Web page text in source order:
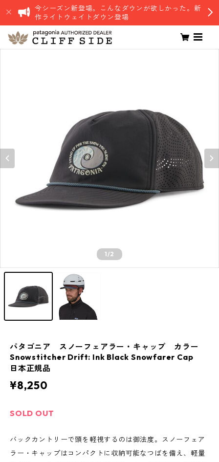
今シーズン新登場。こんなダウンが欲しかった。新
作ライトウェイトダウン登場
1/2
パタゴニア スノーフェアラー・キャップ カラー
Snowstitcher Drift: Ink Black Snowfarer Cap
日本正規品
¥8,250
SOLD OUT
バックカントリーで頭を軽視するのは御法度。スノーフェア
ラー・キャップはコンパクトに収納可能なつばを備え、軽量